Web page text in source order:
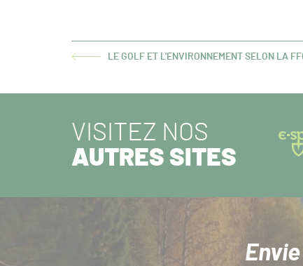
ARTICLELE GOLF ET L'ENVIRONNEMENT SELON LA
VISITEZ NOS
AUTRES SITES